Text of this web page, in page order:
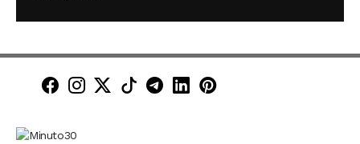
Minuto30 en Facebook
Minuto30 en Instagram
Minuto30 en X (Twitter)
Minuto30 en TikTok
Canal de Minuto30 en
Minuto30 en LinkedIn
Minuto30 en